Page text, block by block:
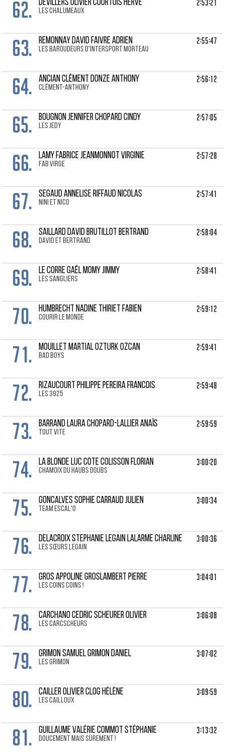
62. DEVILLERS OLIVIER Courtois Herve
Les chalumeaux
2:53:21
63. REMONNAY DAVID Faivre Adrien
Les Baroudeurs d'Intersport Morteau
2:55:47
64. ANCIAN CLÉMENT Donze Anthony
Clément-Anthony
2:56:12
65. BOUGNON JENNIFER Chopard Cindy
LES JEDY
2:57:05
66. LAMY FABRICE Jeanmonnot Virginie
Fab Virge
2:57:28
67. SEGAUD ANNELISE Riffaud Nicolas
Nini et nico
2:57:41
68. SAILLARD DAVID Brutillot Bertrand
David et bertrand
2:58:04
69. LE CORRE GAËL Momy Jimmy
Les Sangliers
2:58:41
70. HUMBRECHT NADINE Thiriet Fabien
Courir le monde
2:59:12
71. MOUILLET MARTIAL Ozturk Ozcan
BAD BOYS
2:59:41
72. RIZAUCOURT PHILIPPE Pereira Francois
les 3925
2:59:48
73. BARRAND LAURA Chopard-Lallier Anaïs
Tout Vite
2:59:59
74. LA BLONDE LUC Cote Colisson Florian
chamoix du haubs doubs
3:00:20
75. GONCALVES SOPHIE Carraud Julien
Team Escal'o
3:00:34
76. DELACROIX STEPHANIE Legain Lalarme Charline
Les sœurs LEGAIN
3:00:36
77. GROS APPOLINE Groslambert Pierre
Les coins coins !
3:04:01
78. CARCHANO CEDRIC Scheurer Olivier
Les CarcScheurs
3:06:08
79. GRIMON SAMUEL Grimon Daniel
Les Grimon
3:07:02
80. CAILLER OLIVIER Clog Hélène
Les Cailloux
3:09:59
81. GUILLAUME VALÉRIE Commot Stéphanie
Doucement mais sûrement !
3:13:32